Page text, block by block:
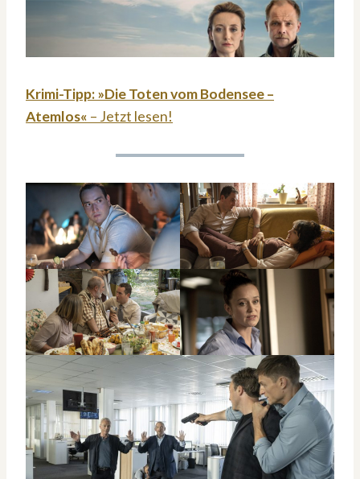
Krimi-Tipp: »Die Toten vom Bodensee –
Atemlos« – Jetzt lesen!